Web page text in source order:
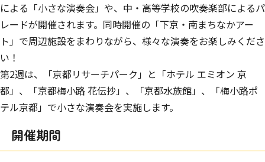
による「小さな演奏会」や、中・高等学校の吹奏楽部によるパ
レードが開催されます。同時開催の「下京・南まちなかアー
ト」で周辺施設をまわりながら、様々な演奏をお楽しみくださ
い！
第2週は、「京都リサーチパーク」と「ホテル エミオン 京
都」、「京都梅小路 花伝抄」、「京都水族館」、「梅小路ポ
テル京都」で小さな演奏会を実施します。
開催期間